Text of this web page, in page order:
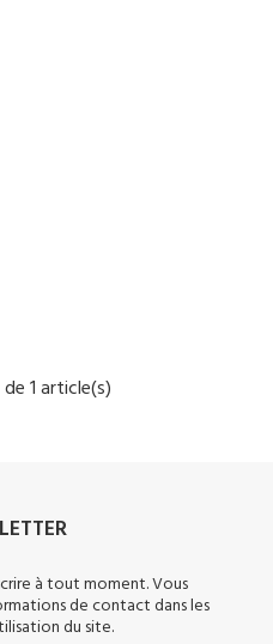
1 article(s)
à tout moment. Vous
de contact dans les
du site.